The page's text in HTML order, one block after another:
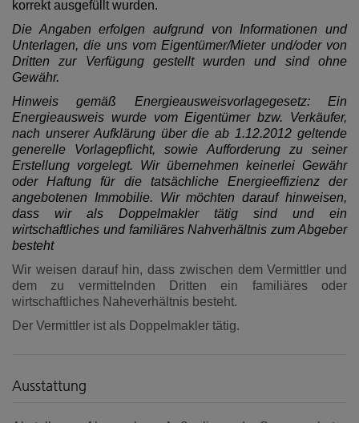
korrekt ausgefüllt wurden.
Die Angaben erfolgen aufgrund von Informationen und
Unterlagen, die uns vom Eigentümer/Mieter und/oder von
Dritten zur Verfügung gestellt wurden und sind ohne
Gewähr.
Hinweis gemäß Energieausweisvorlagegesetz: Ein
Energieausweis wurde vom Eigentümer bzw. Verkäufer,
nach unserer Aufklärung über die ab 1.12.2012 geltende
generelle Vorlagepflicht, sowie Aufforderung zu seiner
Erstellung vorgelegt. Wir übernehmen keinerlei Gewähr
oder Haftung für die tatsächliche Energieeffizienz der
angebotenen Immobilie. Wir möchten darauf hinweisen,
dass wir als Doppelmakler tätig sind und ein
wirtschaftliches und familiäres Nahverhältnis zum Abgeber
besteht
Wir weisen darauf hin, dass zwischen dem Vermittler und
dem zu vermittelnden Dritten ein familiäres oder
wirtschaftliches Naheverhältnis besteht.
Der Vermittler ist als Doppelmakler tätig.
Ausstattung